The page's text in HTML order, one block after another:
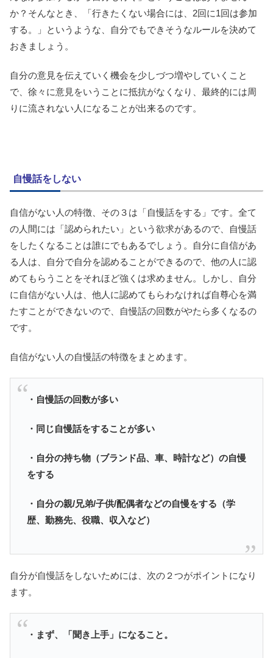
か？そんなとき、「行きたくない場合には、2回に1回は参加
する。」というような、自分でもできそうなルールを決めて
おきましょう。
自分の意見を伝えていく機会を少しづつ増やしていくこと
で、徐々に意見をいうことに抵抗がなくなり、最終的には周
りに流されない人になることが出来るのです。
自慢話をしない
自信がない人の特徴、その３は「自慢話をする」です。全て
の人間には「認められたい」という欲求があるので、自慢話
をしたくなることは誰にでもあるでしょう。自分に自信があ
る人は、自分で自分を認めることができるので、他の人に認
めてもらうことをそれほど強くは求めません。しかし、自分
に自信がない人は、他人に認めてもらわなければ自尊心を満
たすことができないので、自慢話の回数がやたら多くなるの
です。
自信がない人の自慢話の特徴をまとめます。
・自慢話の回数が多い
・同じ自慢話をすることが多い
・自分の持ち物（ブランド品、車、時計など）の自慢
をする
・自分の親/兄弟/子供/配偶者などの自慢をする（学
歴、勤務先、役職、収入など）
自分が自慢話をしないためには、次の２つがポイントになり
ます。
・まず、「聞き上手」になること。